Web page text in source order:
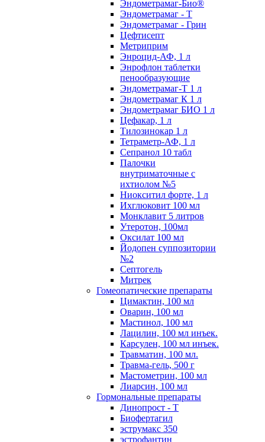
Эндометрамаг-Био®
Эндометрамаг - Т
Эндометрамаг - Грин
Цефтисепт
Метриприм
Энроцид-АФ, 1 л
Энрофлон таблетки
пенообразующие
Эндометрамаг-Т 1 л
Эндометрамаг К 1 л
Эндометрамаг БИО 1 л
Цефакар, 1 л
Тилозинокар 1 л
Тетраметр-АФ, 1 л
Сепранол 10 табл
Палочки
внутриматочные с
ихтиолом №5
Ниокситил форте, 1 л
Ихглюковит 100 мл
Монклавит 5 литров
Утеротон, 100мл
Оксилат 100 мл
Йодопен суппозитории
№2
Септогель
Митрек
Гомеопатические препараты
Цимактин, 100 мл
Оварин, 100 мл
Мастинол, 100 мл
Лацилин, 100 мл инъек.
Карсулен, 100 мл инъек.
Травматин, 100 мл.
Травма-гель, 500 г
Мастометрин, 100 мл
Лиарсин, 100 мл
Гормональные препараты
Динопрост - Т
Биофертагил
эструмакс 350
эстрофантин